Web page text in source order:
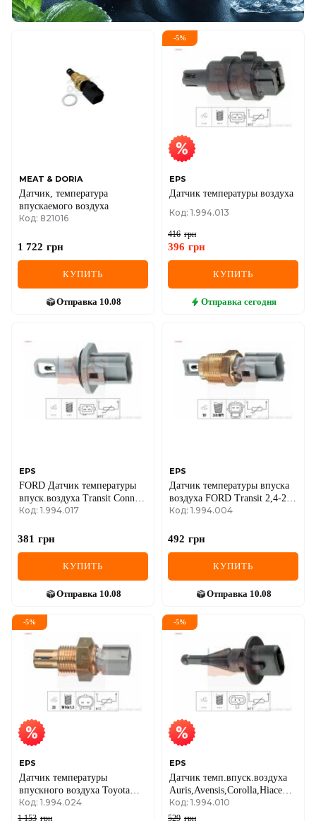
MEAT & DORIA
Датчик, температура
впускаемого воздуха
Код: 821016
1 722 грн
КУПИТЬ
Отправка 10.08
-5%
EPS
Датчик температуры воздуха
Код: 1.994.013
416 грн
396 грн
КУПИТЬ
Отправка сегодня
EPS
FORD Датчик температуры
впуск.воздуха Transit Connect
1,8 02-, Mondeo.
Код: 1.994.017
381 грн
КУПИТЬ
Отправка 10.08
EPS
Датчик температуры впуска
воздуха FORD Transit 2,4-2,5
-06. Focus 1,8 TDCi -04,
Код: 1.994.004
492 грн
КУПИТЬ
Отправка 10.08
-5%
EPS
Датчик температуры
впускного воздуха Toyota
Auris, Avensis, Corolla, Hiace,
Land Cruiser, Rav 4 III, IV,
Код: 1.994.024
1 153 грн
-5%
EPS
Датчик темп.впуск.воздуха
Auris,Avensis,Corolla,Hiace
MAZDA, SUBARU
Код: 1.994.010
529 грн